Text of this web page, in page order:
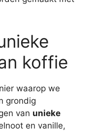
koffie
waarop we
grondig
van unieke
en vanille,